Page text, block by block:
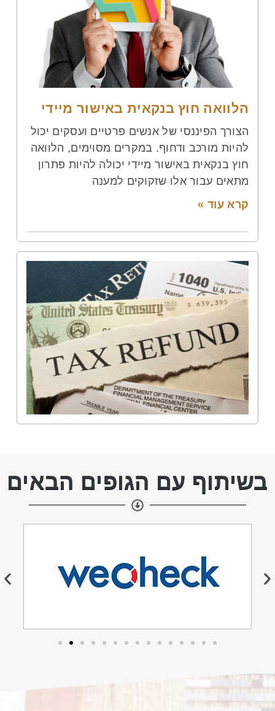
הלוואה חוץ בנקאית באישור מיידי
הצורך הפיננסי של אנשים פרטיים ועסקים יכול
להיות מורכב ודחוף. במקרים מסוימים, הלוואה
חוץ בנקאית באישור מיידי יכולה להיות פתרון
מתאים עבור אלו שזקוקים למענה
קרא עוד »
בשיתוף עם הגופים הבאים